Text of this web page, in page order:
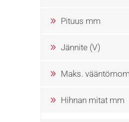
Pituus mm
Jännite (V)
Maks.
Hihnan mitat mm